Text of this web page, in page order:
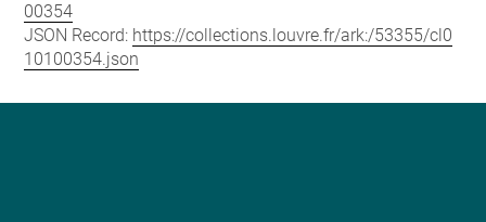
00354
JSON Record: https://collections.louvre.fr/ark:/53355/cl0
10100354.json